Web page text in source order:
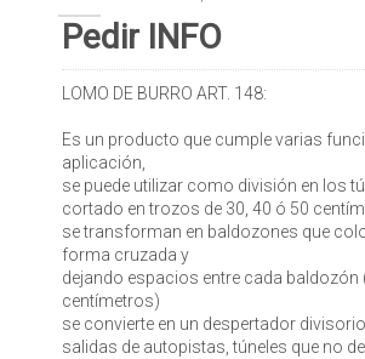
Pedir INFO
LOMO DE BURRO ART. 148:
Es un producto que cumple varias
aplicación,
se puede utilizar como división en los
cortado en trozos de 30, 40 ó 50
se transforman en baldozones que
forma cruzada y
dejando espacios entre cada baldozón
centímetros)
se convierte en un despertador
salidas de autopistas, túneles que no